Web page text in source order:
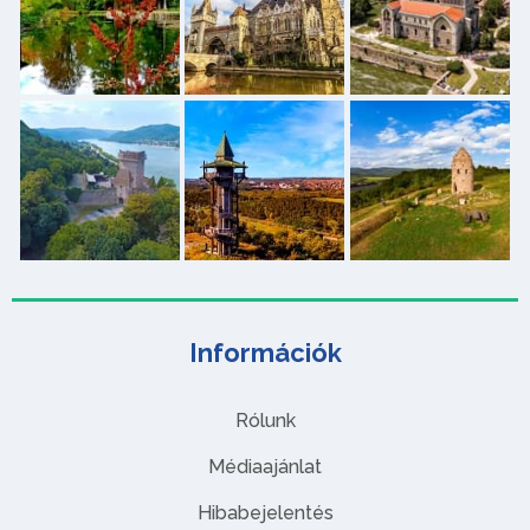
Információk
Rólunk
Médiaajánlat
Hibabejelentés